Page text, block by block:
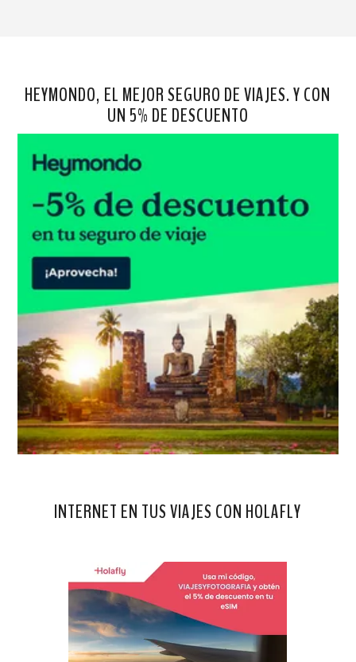
HEYMONDO, EL MEJOR SEGURO DE VIAJES. Y CON
UN 5% DE DESCUENTO
INTERNET EN TUS VIAJES CON HOLAFLY